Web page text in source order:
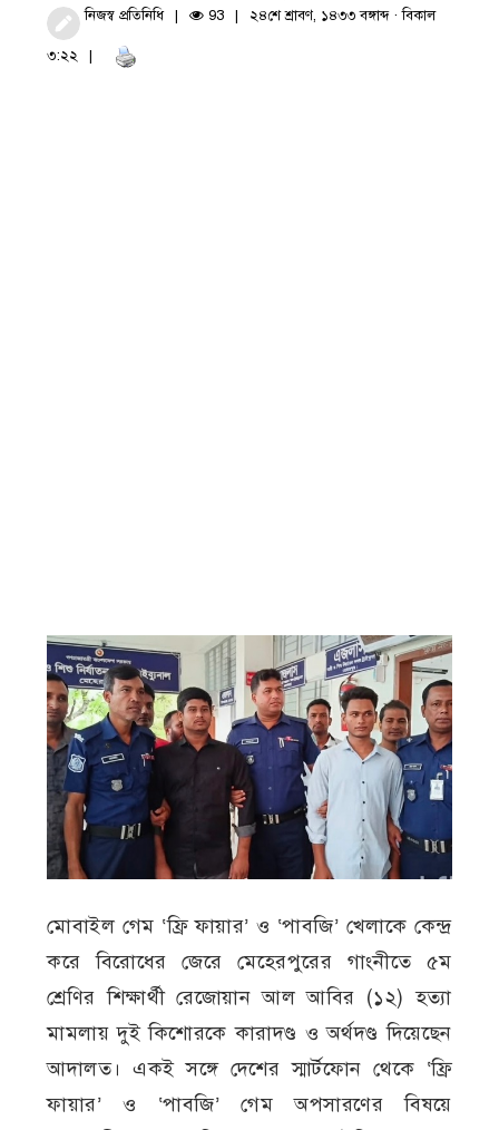
নিজস্ব প্রতিনিধি 93 ২৪শে শ্রাবণ, ১৪৩৩ বঙ্গাব্দ · বিকাল
৩:২২
মোবাইল গেম ‘ফ্রি ফায়ার’ ও ‘পাবজি’ খেলাকে কেন্দ্র
করে বিরোধের জেরে মেহেরপুরের গাংনীতে ৫ম
শ্রেণির শিক্ষার্থী রেজোয়ান আল আবির (১২) হত্যা
মামলায় দুই কিশোরকে কারাদণ্ড ও অর্থদণ্ড দিয়েছেন
আদালত। একই সঙ্গে দেশের স্মার্টফোন থেকে ‘ফ্রি
ফায়ার’ ও ‘পাবজি’ গেম অপসারণের বিষয়ে